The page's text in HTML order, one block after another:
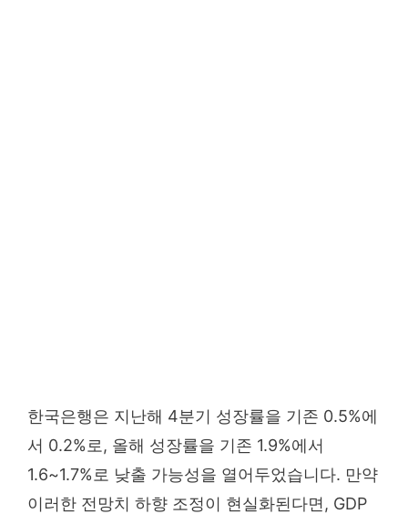
한국은행은 지난해 4분기 성장률을 기존 0.5%에
서 0.2%로, 올해 성장률을 기존 1.9%에서
1.6~1.7%로 낮출 가능성을 열어두었습니다. 만약
이러한 전망치 하향 조정이 현실화된다면, GDP